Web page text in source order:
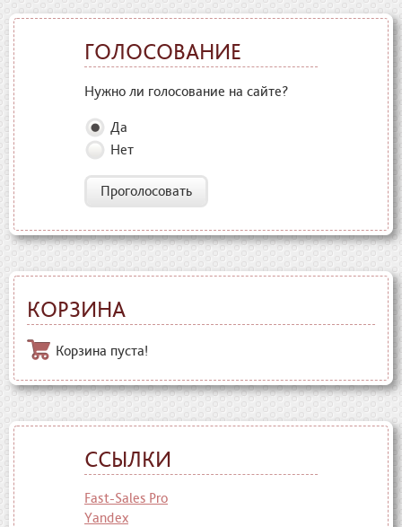
ГОЛОСОВАНИЕ
Нужно ли голосование на сайте?
Да
Нет
Проголосовать
КОРЗИНА
Корзина пуста!
ССЫЛКИ
Fast-Sales Pro
Yandex